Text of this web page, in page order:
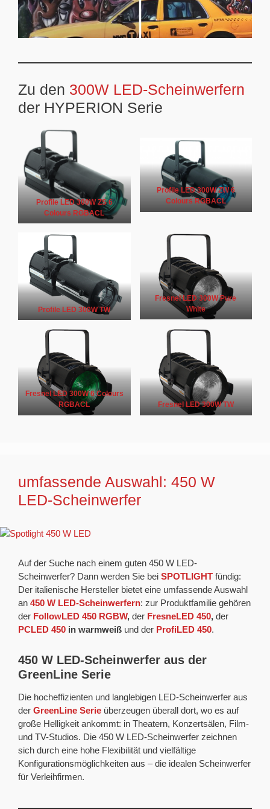
Zu den 300W LED-Scheinwerfern
der HYPERION Serie
Profile LED 300W ZS 6
Colours RGBACL
Profile LED 300W ZW 6
Colours RGBACL
Profile LED 300W TW
Fresnel LED 300W Pure
White
Fresnel LED 300W 6 Colours
RGBACL
Fresnel LED 300W TW
umfassende Auswahl: 450 W
LED-Scheinwerfer
Auf der Suche nach einem guten 450 W LED-
Scheinwerfer? Dann werden Sie bei SPOTLIGHT fündig:
Der italienische Hersteller bietet eine umfassende Auswahl
an 450 W LED-Scheinwerfern: zur Produktfamilie gehören
der FollowLED 450 RGBW, der FresneLED 450, der
PCLED 450 in warmweiß und der ProfiLED 450.
450 W LED-Scheinwerfer aus der
GreenLine Serie
Die hocheffizienten und langlebigen LED-Scheinwerfer aus
der GreenLine Serie überzeugen überall dort, wo es auf
große Helligkeit ankommt: in Theatern, Konzertsälen, Film-
und TV-Studios. Die 450 W LED-Scheinwerfer zeichnen
sich durch eine hohe Flexibilität und vielfältige
Konfigurationsmöglichkeiten aus – die idealen Scheinwerfer
für Verleihfirmen.